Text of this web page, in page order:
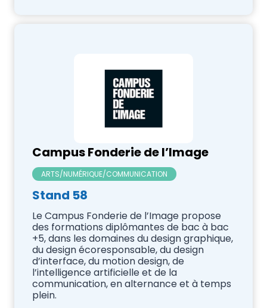
Campus Fonderie de l’Image
ARTS/NUMÉRIQUE/COMMUNICATION
Stand 58
Le Campus Fonderie de l’Image propose
des formations diplômantes de bac à bac
+5, dans les domaines du design graphique,
du design écoresponsable, du design
d’interface, du motion design, de
l’intelligence artificielle et de la
communication, en alternance et à temps
plein.